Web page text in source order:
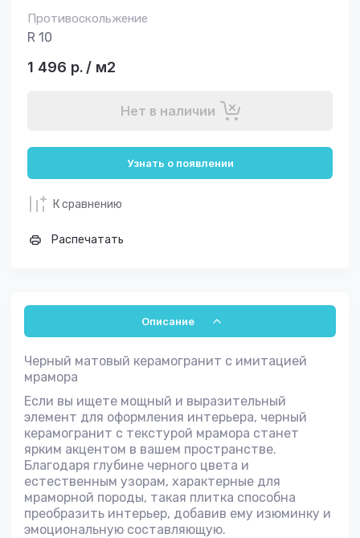
Противоскольжение
R 10
1 496 р. / м2
Нет в наличии
Узнать о появлении
К сравнению
Распечатать
Описание
Черный матовый керамогранит с имитацией
мрамора
Если вы ищете мощный и выразительный
элемент для оформления интерьера, черный
керамогранит с текстурой мрамора станет
ярким акцентом в вашем пространстве.
Благодаря глубине черного цвета и
естественным узорам, характерные для
мраморной породы, такая плитка способна
преобразить интерьер, добавив ему изюминку и
эмоциональную составляющую.